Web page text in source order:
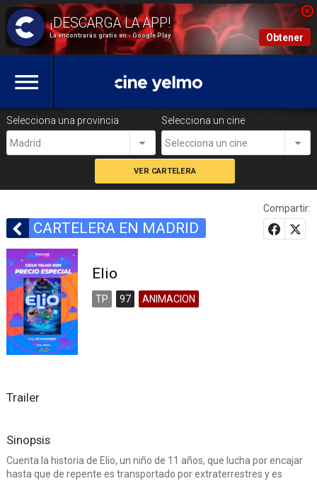
La encontrarás gratis en - Google Play Obtener
Selecciona una provincia
Madrid
Selecciona un cine
Selecciona un cine
CARTELERA EN MADRID
Compartir:
Elio
TP 97 ANIMACION
Trailer
Sinopsis
Cuenta la historia de Elio, un niño de 11 años, que lucha por encajar
hasta que de repente es transportado por extraterrestres y es